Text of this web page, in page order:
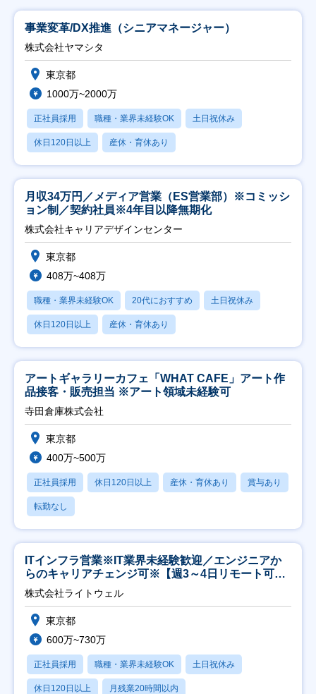
事業変革/DX推進（シニアマネージャー）
株式会社ヤマシタ
東京都
1000万~2000万
正社員採用 職種・業界未経験OK 土日祝休み
休日120日以上 産休・育休あり
月収34万円／メディア営業（ES営業部）※コミッシ
ョン制／契約社員※4年目以降無期化
株式会社キャリアデザインセンター
東京都
408万~408万
職種・業界未経験OK 20代におすすめ 土日祝休み
休日120日以上 産休・育休あり
アートギャラリーカフェ「WHAT CAFE」アート作
品接客・販売担当 ※アート領域未経験可
寺田倉庫株式会社
東京都
400万~500万
正社員採用 休日120日以上 産休・育休あり 賞与あり
転勤なし
ITインフラ営業※IT業界未経験歓迎／エンジニアか
らのキャリアチェンジ可※【週3～4日リモート可
能】
株式会社ライトウェル
東京都
600万~730万
正社員採用 職種・業界未経験OK 土日祝休み
休日120日以上 月残業20時間以内